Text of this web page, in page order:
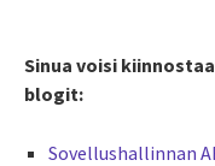
Sinua voisi
blogit:
Sovellushallinnan